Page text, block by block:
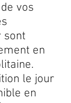
vos
sont
en
le jour
en